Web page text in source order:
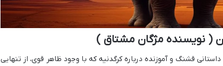
( نویسنده مژگان مشتاق )
قشنگ و آموزنده درباره کرگدنیه که با وجود ظاهر قوی، از تنهایی